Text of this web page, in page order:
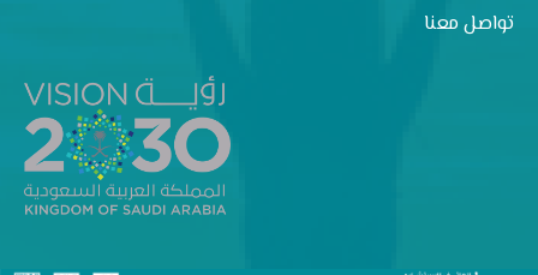
تواصل معنا